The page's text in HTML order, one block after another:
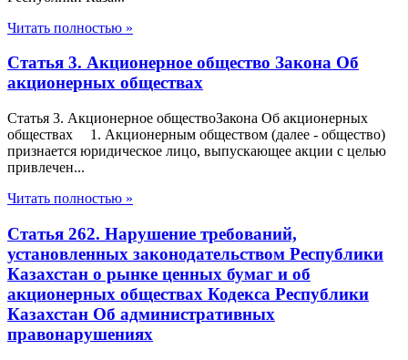
Читать полностью »
Статья 3. Акционерное общество Закона Об
акционерных обществах
Статья 3. Акционерное обществоЗакона Об акционерных
обществах 1. Акционерным обществом (далее - общество)
признается юридическое лицо, выпускающее акции с целью
привлечен...
Читать полностью »
Статья 262. Нарушение требований,
установленных законодательством Республики
Казахстан о рынке ценных бумаг и об
акционерных обществах Кодекса Республики
Казахстан Об административных
правонарушениях